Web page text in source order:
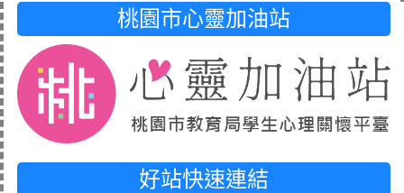
桃園市心靈加油站
好站快速連結